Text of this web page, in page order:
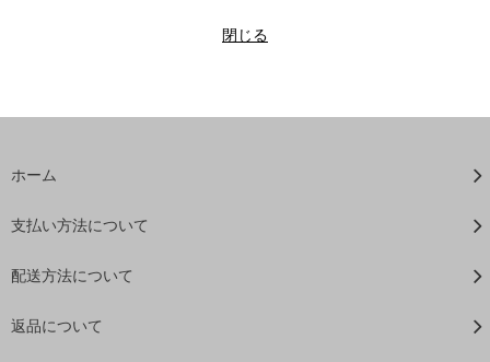
閉じる
ホーム
支払い方法について
配送方法について
返品について